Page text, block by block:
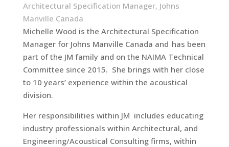
Architectural Specification Manager, Johns
Manville Canada
Michelle Wood is the Architectural Specification
Manager for Johns Manville Canada and has been
part of the JM family and on the NAIMA Technical
Committee since 2015. She brings with her close
to 10 years’ experience within the acoustical
division.
Her responsibilities within JM includes educating
industry professionals within Architectural, and
Engineering/Acoustical Consulting firms, within